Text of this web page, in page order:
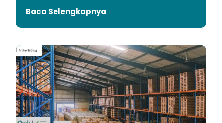
Baca Selengkapnya